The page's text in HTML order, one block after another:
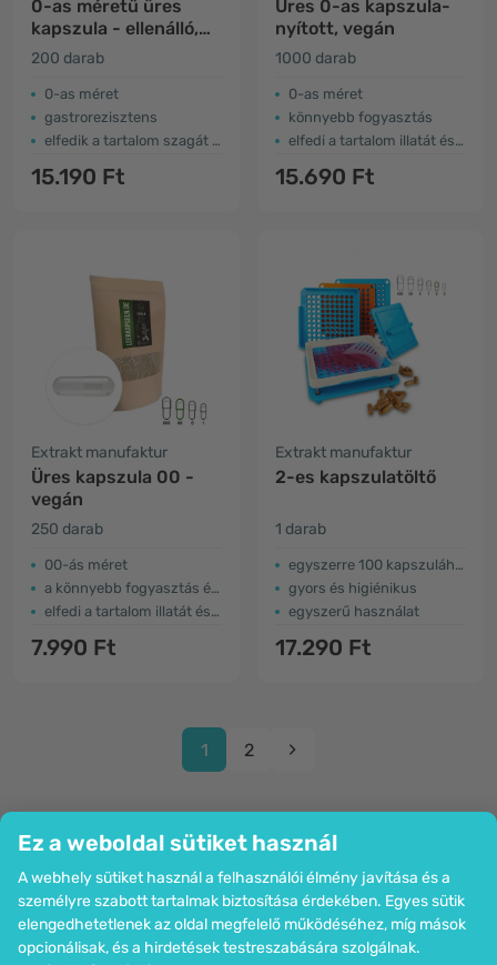
Ez a weboldal sütiket használ
A webhely sütiket használ a felhasználói élmény javítása és a
személyre szabott tartalmak biztosítása érdekében. Egyes sütik
elengedhetetlenek az oldal megfelelő működéséhez, míg mások
opcionálisak, és a hirdetések testreszabására szolgálnak.
0-as méretű üres
kapszula - ellenálló,
vegán
200 darab
0-as méret
gastrorezisztens
elfedik a tartalom szagát és ízét
15.190 Ft
Üres 0-as kapszula-
nyított, vegán
1000 darab
0-as méret
könnyebb fogyasztás
elfedi a tartalom illatát és ízét
15.690 Ft
Extrakt manufaktur
Üres kapszula 00 -
vegán
250 darab
00-ás méret
a könnyebb fogyasztás érdekében
elfedi a tartalom illatát és ízét
7.990 Ft
Extrakt manufaktur
2-es kapszulatöltő
1 darab
egyszerre 100 kapszulához
gyors és higiénikus
egyszerű használat
17.290 Ft
1 2
Cég
Információk
Csatlakozzon hozzánk